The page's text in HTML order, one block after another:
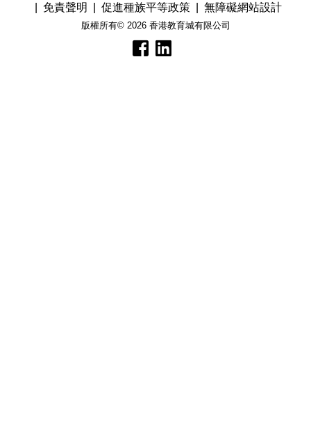
版權所有© 2026 香港教育城有限公司
免責聲明
促進種族平等政策 無障礙網站設計